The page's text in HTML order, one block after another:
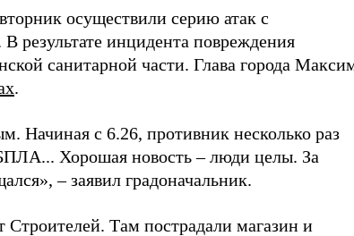
осуществили серию атак с
результате инцидента повреждения
санитарной части. Глава города
.
Начиная с 6.26, противник несколько раз
Хорошая новость – люди целы. За
– заявил градоначальник.
Там пострадали магазин и